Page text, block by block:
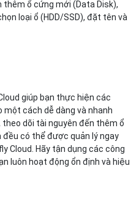
thêm ổ cứng mới (Data Disk),
loại ổ (HDD/SSD), đặt tên và
giúp bạn thực hiện các
cách dễ dàng và nhanh
dõi tài nguyên đến thêm ổ
có thể được quản lý ngay
Cloud. Hãy tận dụng các công
luôn hoạt động ổn định và hiệu